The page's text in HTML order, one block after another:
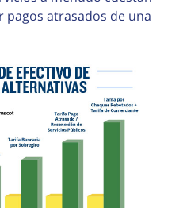
pagos atrasados de una